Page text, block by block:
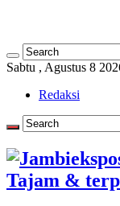
Sabtu , Agustus 8
Redaksi
Tajam &